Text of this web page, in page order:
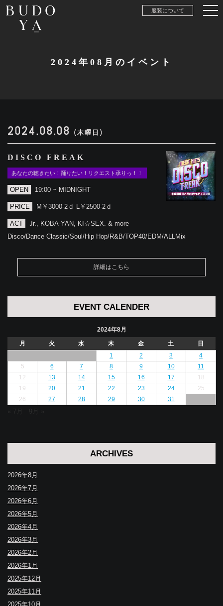
服装について
2024年08月のイベント
2024.08.08 (木曜日)
DISCO FREAK
あなたの聴きたい！踊りたい！リクエスト承りっ！！
OPEN 19:00 ~ MIDNIGHT
PRICE M￥3000-2ｄ L￥2500-2ｄ
ACT
Jr., KOBA-YAN, KI☆SEX. & more
Disco/Dance Classic/Soul/Hip Hop/R&B/TOP40/EDM/ALLMix
詳細はこちら
EVENT CALENDER
2024年8月
月
火 水 木 金 土
日
1
2 3
4
5
6 7 8 9 10
11
12
13 14 15 16 17
18
19
20 21 22 23 24
25
26
27 28 29 30 31
« 7月 9月 »
ARCHIVES
2026年8月
2026年7月
2026年6月
2026年5月
2026年4月
2026年3月
2026年2月
2026年1月
2025年12月
2025年11月
2025年10月